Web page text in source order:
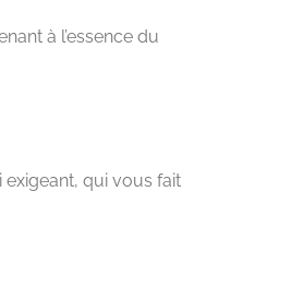
à l’essence du
exigeant, qui vous fait